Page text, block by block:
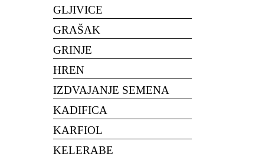
GLJIVICE
GRAŠAK
GRINJE
HREN
IZDVAJANJE SEMENA
KADIFICA
KARFIOL
KELERABE